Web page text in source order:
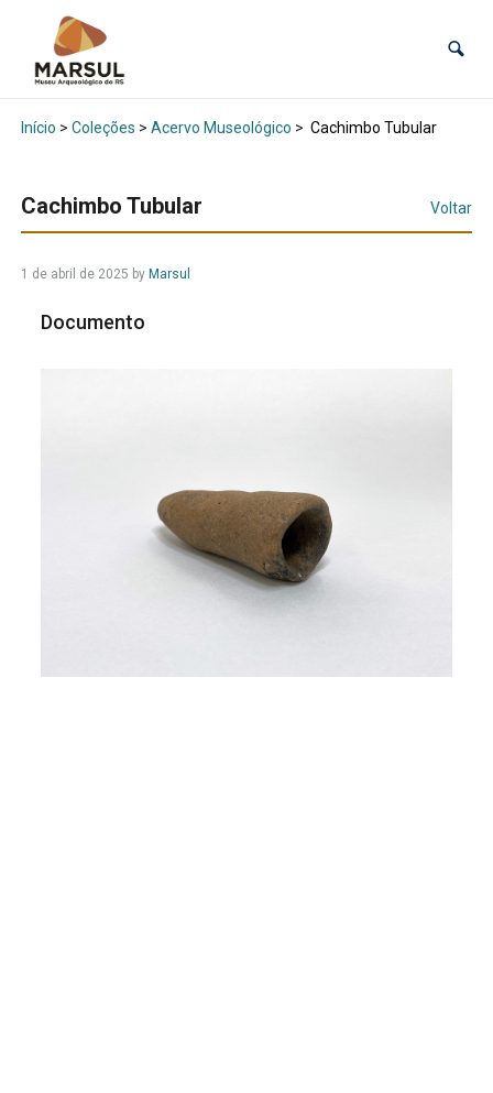
Início > Coleções > Acervo Museológico > Cachimbo Tubular
Cachimbo Tubular Voltar
1 de abril de 2025 by Marsul
Documento